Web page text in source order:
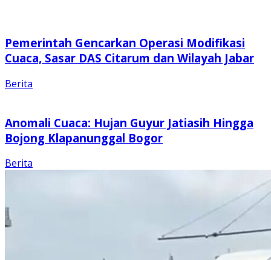
Pemerintah Gencarkan Operasi Modifikasi
Cuaca, Sasar DAS Citarum dan Wilayah Jabar
Berita
Anomali Cuaca: Hujan Guyur Jatiasih Hingga
Bojong Klapanunggal Bogor
Berita